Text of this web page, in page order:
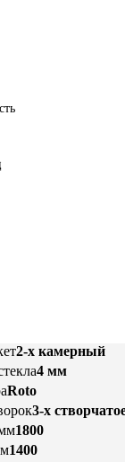
2-х камерный
4 мм
Roto
3-х
1800
1400